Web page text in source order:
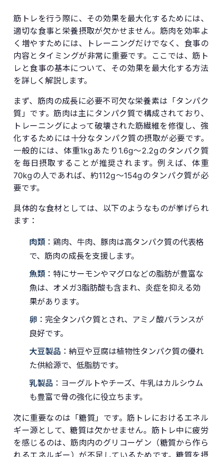
筋トレを行う際に、その効果を最大化するためには、
適切な食事と栄養摂取が欠かせません。筋肉を効率よ
く増やすためには、トレーニングだけでなく、食事の
内容とタイミングが非常に重要です。ここでは、筋ト
レと食事の基本について、その効果を最大化する方法
を詳しく解説します。
まず、筋肉の成長に必要不可欠な栄養素は「タンパク
質」です。筋肉は主にタンパク質で構成されており、
トレーニングによって破壊された筋繊維を修復し、強
化するためには十分なタンパク質の摂取が必要です。
一般的には、体重1kgあたり1.6g〜2.2gのタンパク質
を毎日摂取することが推奨されます。例えば、体重
70kgの人であれば、約112g〜154gのタンパク質が必
要です。
具体的な食材としては、以下のようなものが挙げられ
ます：
肉類 ：鶏肉、牛肉、豚肉は高タンパク質の代表格
で、筋肉の成長を支援します。
魚類 ：特にサーモンやマグロなどの脂肪が豊富な
魚は、オメガ3脂肪酸も含まれ、炎症を抑える効
果があります。
卵 ：完全タンパク質とされ、アミノ酸バランスが
良好です。
大豆製品 ：納豆や豆腐は植物性タンパク質の優れ
た供給源で、低脂肪です。
乳製品 ：ヨーグルトやチーズ、牛乳はカルシウム
も豊富で骨の強化に役立ちます。
次に重要なのは「糖質」です。筋トレにおけるエネル
ギー源として、糖質は欠かせません。筋トレ中に疲労
を感じるのは、筋肉内のグリコーゲン（糖質から作ら
れるエネルギー）が不足しているためです。糖質を摂